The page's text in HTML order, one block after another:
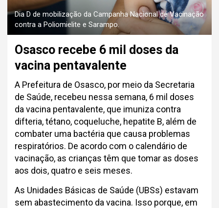
Dia D de mobilização da Campanha Nacional de Vacinação
contra a Poliomielite e Sarampo.
Osasco recebe 6 mil doses da
vacina pentavalente
A Prefeitura de Osasco, por meio da Secretaria
de Saúde, recebeu nessa semana, 6 mil doses
da vacina pentavalente, que imuniza contra
difteria, tétano, coqueluche, hepatite B, além de
combater uma bactéria que causa problemas
respiratórios. De acordo com o calendário de
vacinação, as crianças têm que tomar as doses
aos dois, quatro e seis meses.
As Unidades Básicas de Saúde (UBSs) estavam
sem abastecimento da vacina. Isso porque, em